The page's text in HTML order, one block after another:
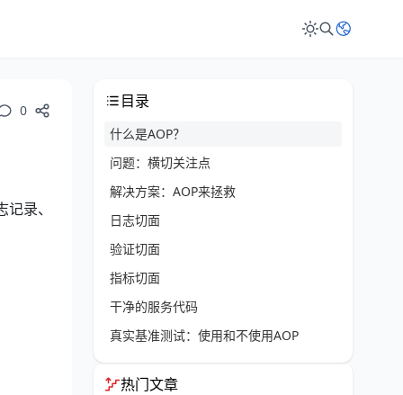
0
录、
目录
什么是AOP？
问题：横切关注点
解决方案：AOP来拯救
日志切面
验证切面
指标切面
干净的服务代码
真实基准测试：使用和不使用AOP
热门文章